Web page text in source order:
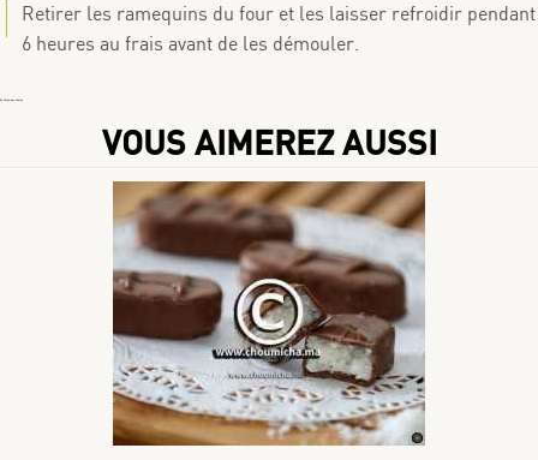
Retirer les ramequins du four et les laisser refroidir pendant
6 heures au frais avant de les démouler.
VOUS AIMEREZ AUSSI